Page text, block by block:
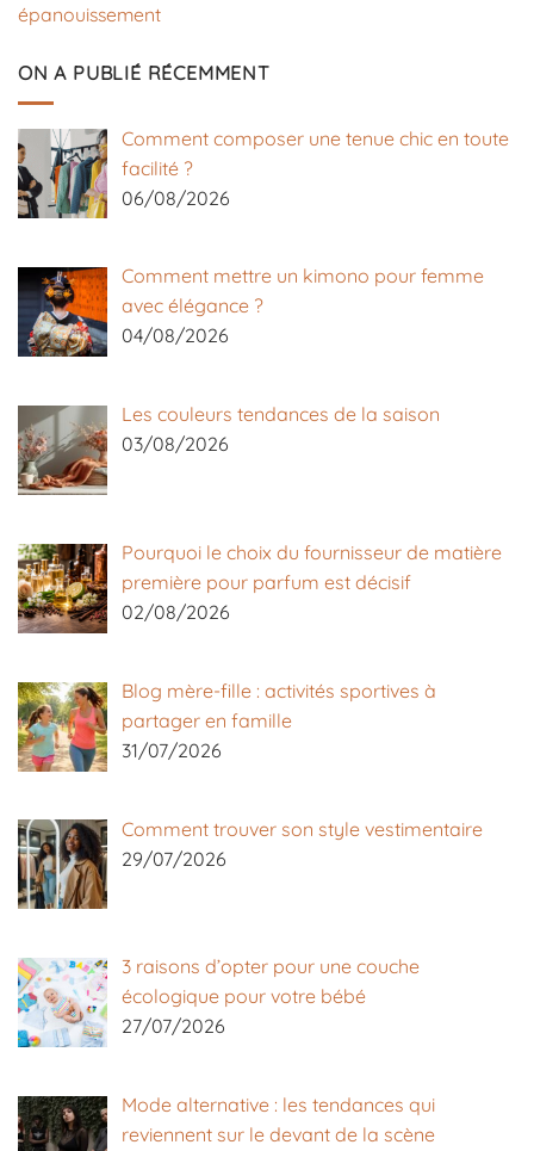
épanouissement
ON A PUBLIÉ RÉCEMMENT
Comment composer une tenue chic en toute
facilité ?
06/08/2026
Comment mettre un kimono pour femme
avec élégance ?
04/08/2026
Les couleurs tendances de la saison
03/08/2026
Pourquoi le choix du fournisseur de matière
première pour parfum est décisif
02/08/2026
Blog mère-fille : activités sportives à
partager en famille
31/07/2026
Comment trouver son style vestimentaire
29/07/2026
3 raisons d’opter pour une couche
écologique pour votre bébé
27/07/2026
Mode alternative : les tendances qui
reviennent sur le devant de la scène